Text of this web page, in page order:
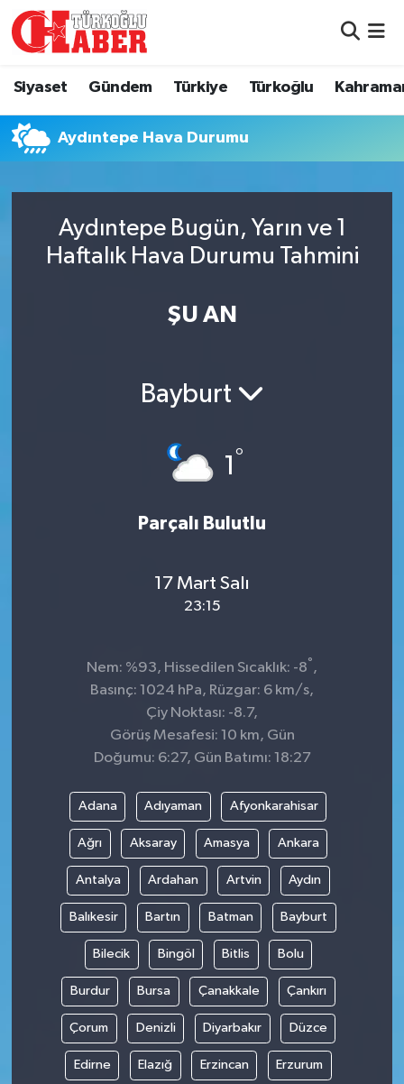
Siyaset Gündem Türkiye Türkoğlu
Aydıntepe Hava Durumu
Aydıntepe Bugün, Yarın ve 1
Haftalık Hava Durumu Tahmini
ŞU AN
Bayburt
1 °
Parçalı Bulutlu
17 Mart Salı
23:15
Nem: %93, Hissedilen Sıcaklık: -8° ,
Basınç: 1024 hPa, Rüzgar: 6 km/s,
Çiy Noktası: -8.7,
Görüş Mesafesi: 10 km, Gün
Doğumu: 6:27, Gün Batımı: 18:27
Adana Adıyaman Afyonkarahisar
Ağrı Aksaray Amasya Ankara
Antalya Ardahan Artvin Aydın
Balıkesir Bartın Batman Bayburt
Bilecik Bingöl Bitlis Bolu
Burdur Bursa Çanakkale Çankırı
Çorum Denizli Diyarbakır Düzce
Edirne Elazığ Erzincan Erzurum
Gündem
Türkiye
Kahramanmaraş
Hava Durumu
Namaz Vakitleri
Süper Lig Puan Durumu ve Fikstür